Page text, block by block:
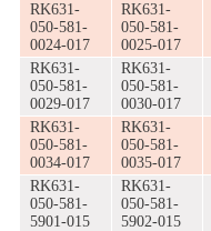
RK631-
050-581-
0024-017
RK631-
050-581-
0025-017
RK631-
050-581-
0029-017
RK631-
050-581-
0030-017
RK631-
050-581-
0034-017
RK631-
050-581-
0035-017
RK631-
050-581-
5901-015
RK631-
050-581-
5902-015